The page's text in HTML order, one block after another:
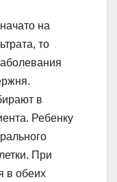
на
то
в
Ребенку
При
в обеих